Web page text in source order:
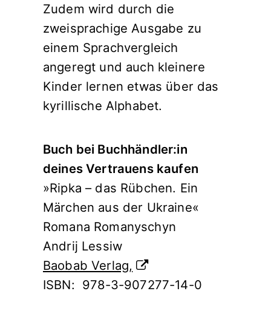
Zudem wird durch die
zweisprachige Ausgabe zu
einem Sprachvergleich
angeregt und auch kleinere
Kinder lernen etwas über das
kyrillische Alphabet.
Buch bei Buchhändler:in
deines Vertrauens kaufen
»Ripka – das Rübchen. Ein
Märchen aus der Ukraine«
Romana Romanyschyn
Andrij Lessiw
Baobab Verlag,
ISBN: ‎ 978-3-907277-14-0